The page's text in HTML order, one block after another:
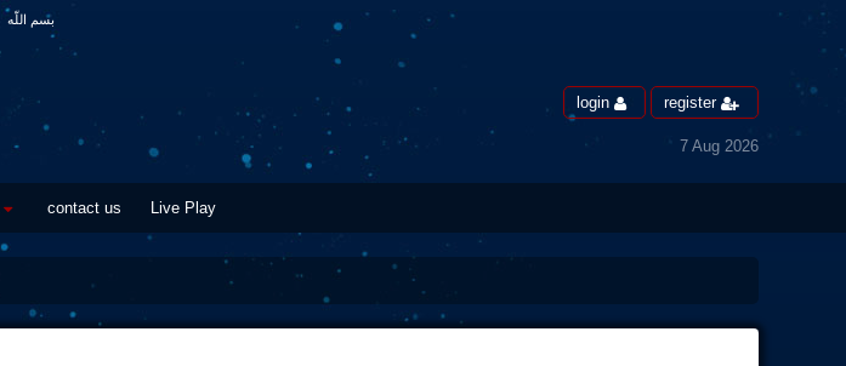
بسم اللّه
login register
7 Aug 2026
contact us Live Play